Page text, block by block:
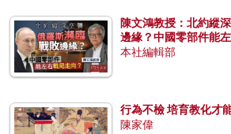
陳文鴻教授：北約縱
邊緣？中國零部件能
本社編輯部
行為不檢 培育教化才
陳家偉